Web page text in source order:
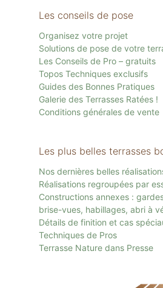
Les conseils de pose
Organisez votre projet
Solutions de pose de votre
Les Conseils de Pro – gratuits
Topos Techniques exclusifs
Guides des Bonnes Pratiques
Galerie des Terrasses Ratées !
Conditions générales de vente
Les plus belles terrasses
Nos dernières belles
Réalisations regroupées par
Constructions annexes :
brise-vues, habillages, abri à
Détails de finition et cas
Techniques de Pros
Terrasse Nature dans Presse